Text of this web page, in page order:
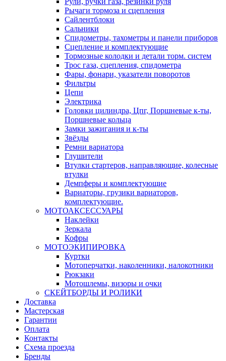
Рычаги тормоза и сцепления
Сайлентблоки
Сальники
Спидометры, тахометры и панели приборов
Сцепление и комплектующие
Тормозные колодки и детали торм. систем
Трос газа, сцепления, спидометра
Фары, фонари, указатели поворотов
Фильтры
Цепи
Электрика
Головки цилиндра, Цпг, Поршневые к-ты,
Поршневые кольца
Замки зажигания и к-ты
Звёзды
Ремни вариатора
Глушители
Втулки стартеров, направляющие, колесные
втулки
Демпферы и комплектующие
Вариаторы, грузики вариаторов,
комплектующие.
МОТОАКСЕССУАРЫ
Наклейки
Зеркала
Кофры
МОТОЭКИПИРОВКА
Куртки
Мотоперчатки, наколенники, налокотники
Рюкзаки
Мотошлемы, визоры и очки
СКЕЙТБОРДЫ И РОЛИКИ
Доставка
Мастерская
Гарантии
Оплата
Контакты
Схема проезда
Бренды